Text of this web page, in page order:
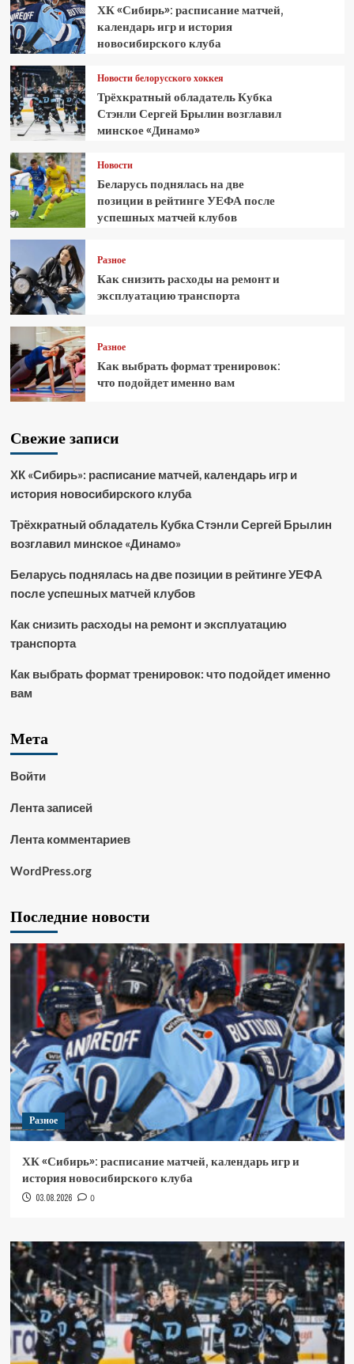
ХК «Сибирь»: расписание матчей,
календарь игр и история
новосибирского клуба
Новости белорусского хоккея
Трёхкратный обладатель Кубка
Стэнли Сергей Брылин возглавил
минское «Динамо»
Новости
Беларусь поднялась на две
позиции в рейтинге УЕФА после
успешных матчей клубов
Разное
Как снизить расходы на ремонт и
эксплуатацию транспорта
Разное
Как выбрать формат тренировок:
что подойдет именно вам
Свежие записи
ХК «Сибирь»: расписание матчей, календарь игр и
история новосибирского клуба
Трёхкратный обладатель Кубка Стэнли Сергей Брылин
возглавил минское «Динамо»
Беларусь поднялась на две позиции в рейтинге УЕФА
после успешных матчей клубов
Как снизить расходы на ремонт и эксплуатацию
транспорта
Как выбрать формат тренировок: что подойдет именно
вам
Мета
Войти
Лента записей
Лента комментариев
WordPress.org
Последние новости
Разное
ХК «Сибирь»: расписание матчей, календарь игр и
история новосибирского клуба
03.08.2026 0